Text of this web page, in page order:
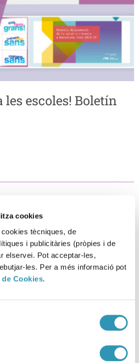
cookies
tècniques, de
i publicitàries (pròpies i de
elservei. Pot acceptar-les,
les. Per a més informació pot
Cookies.
les escoles! Boletín
Sin Humo 2026